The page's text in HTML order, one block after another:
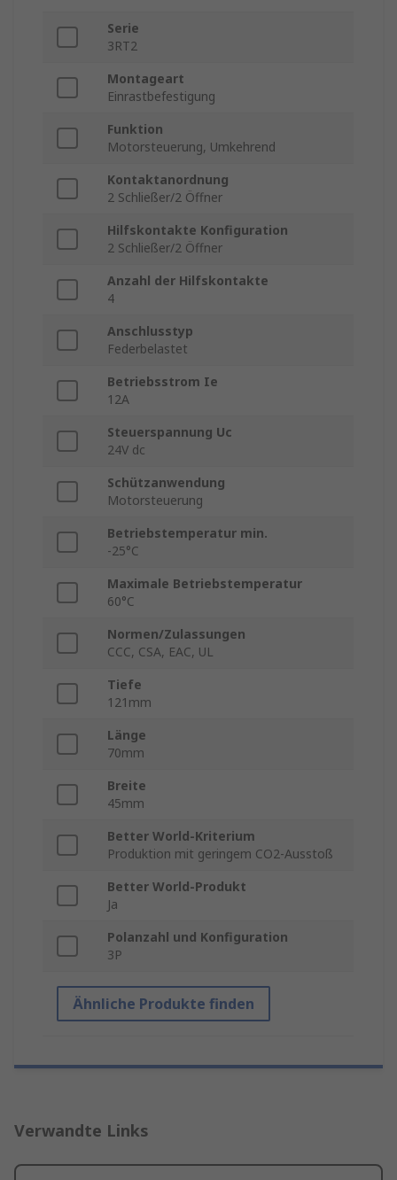
Serie
3RT2
Montageart
Einrastbefestigung
Funktion
Motorsteuerung, Umkehrend
Kontaktanordnung
2 Schließer/2 Öffner
Hilfskontakte Konfiguration
2 Schließer/2 Öffner
Anzahl der Hilfskontakte
4
Anschlusstyp
Federbelastet
Betriebsstrom Ie
12A
Steuerspannung Uc
24V dc
Schützanwendung
Motorsteuerung
Betriebstemperatur min.
-25°C
Maximale Betriebstemperatur
60°C
Normen/Zulassungen
CCC, CSA, EAC, UL
Tiefe
121mm
Länge
70mm
Breite
45mm
Better World-Kriterium
Produktion mit geringem CO2-Ausstoß
Better World-Produkt
Ja
Polanzahl und Konfiguration
3P
Ähnliche Produkte finden
Verwandte Links